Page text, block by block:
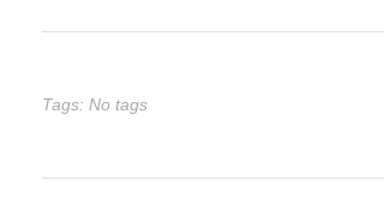
Tags: No tags